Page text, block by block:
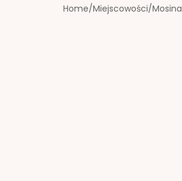
Home/Miejscowości/Mosina